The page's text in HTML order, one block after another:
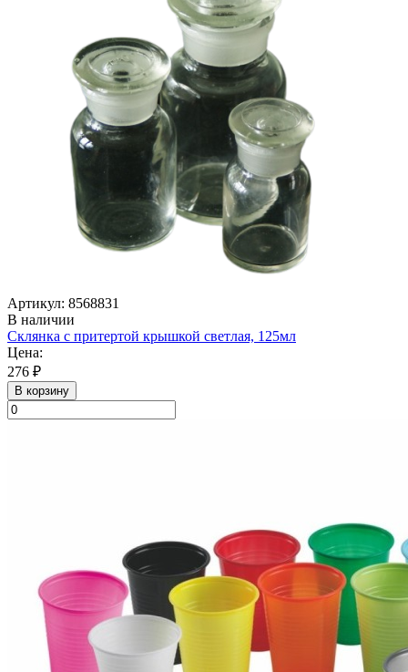
Артикул: 8568831
В наличии
Склянка с притертой крышкой светлая, 125мл
Цена:
276 ₽
В корзину